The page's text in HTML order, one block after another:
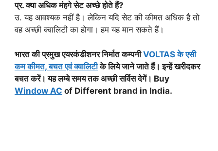
प्र. क्या अधिक मंहगे सेट अच्छे होते हैं?
उ. यह आवश्यक नहीं है। लेकिन यदि सेट की कीमत अधिक है तो
वह अच्छी क्वालिटी का होगा। हम यह मान सकते हैं।
भारत की प्रमुख एयरकंडीशनर निर्मात कम्पनीVOLTAS के एसी
कम कीमत, बचत एवं क्वालिटीके लिये जाने जाते हैं। इन्हें खरीदकर
बचत करें। यह लम्बे समय तक अच्छी सर्विस देगें। Buy
Window AC of Different brand in India.